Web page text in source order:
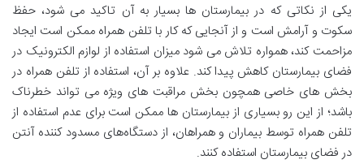
یکی از نکاتی که در بیمارستان ها بسیار به آن تاکید می شود، حفظ
سکوت و آرامش است و از آنجایی که کار با تلفن همراه ممکن است ایجاد
مزاحمت کند، همواره تلاش می شود میزان استفاده از لوازم الکترونیک در
فضای بیمارستان کاهش پیدا کند. علاوه بر آن، استفاده از تلفن همراه در
بخش های خاصی همچون بخش مراقبت های ویژه می تواند خطرناک
باشد؛ از این رو بسیاری از بیمارستان ها ممکن است برای عدم استفاده از
تلفن همراه توسط بیماران و همراهان، از دستگاه‌های مسدود کننده آنتن
در فضای بیمارستان استفاده کنند.